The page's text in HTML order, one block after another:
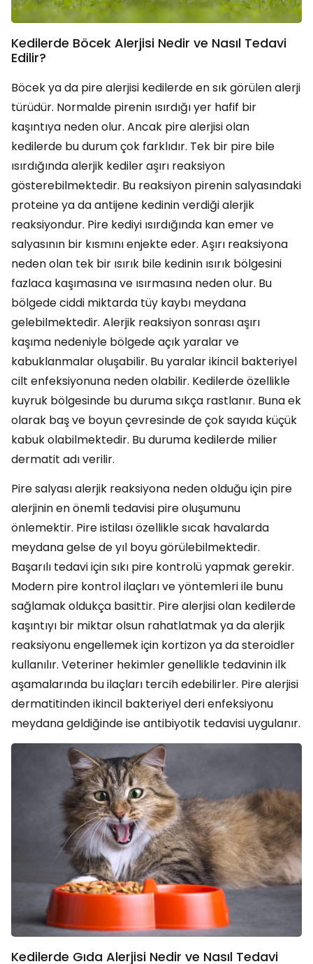
Kedilerde Böcek Alerjisi Nedir ve Nasıl Tedavi
Edilir?
Böcek ya da pire alerjisi kedilerde en sık görülen alerji
türüdür. Normalde pirenin ısırdığı yer hafif bir
kaşıntıya neden olur. Ancak pire alerjisi olan
kedilerde bu durum çok farklıdır. Tek bir pire bile
ısırdığında alerjik kediler aşırı reaksiyon
gösterebilmektedir. Bu reaksiyon pirenin salyasındaki
proteine ya da antijene kedinin verdiği alerjik
reaksiyondur. Pire kediyi ısırdığında kan emer ve
salyasının bir kısmını enjekte eder. Aşırı reaksiyona
neden olan tek bir ısırık bile kedinin ısırık bölgesini
fazlaca kaşımasına ve ısırmasına neden olur. Bu
bölgede ciddi miktarda tüy kaybı meydana
gelebilmektedir. Alerjik reaksiyon sonrası aşırı
kaşıma nedeniyle bölgede açık yaralar ve
kabuklanmalar oluşabilir. Bu yaralar ikincil bakteriyel
cilt enfeksiyonuna neden olabilir. Kedilerde özellikle
kuyruk bölgesinde bu duruma sıkça rastlanır. Buna ek
olarak baş ve boyun çevresinde de çok sayıda küçük
kabuk olabilmektedir. Bu duruma kedilerde milier
dermatit adı verilir.
Pire salyası alerjik reaksiyona neden olduğu için pire
alerjinin en önemli tedavisi pire oluşumunu
önlemektir. Pire istilası özellikle sıcak havalarda
meydana gelse de yıl boyu görülebilmektedir.
Başarılı tedavi için sıkı pire kontrolü yapmak gerekir.
Modern pire kontrol ilaçları ve yöntemleri ile bunu
sağlamak oldukça basittir. Pire alerjisi olan kedilerde
kaşıntıyı bir miktar olsun rahatlatmak ya da alerjik
reaksiyonu engellemek için kortizon ya da steroidler
kullanılır. Veteriner hekimler genellikle tedavinin ilk
aşamalarında bu ilaçları tercih edebilirler. Pire alerjisi
dermatitinden ikincil bakteriyel deri enfeksiyonu
meydana geldiğinde ise antibiyotik tedavisi uygulanır.
Kedilerde Gıda Alerjisi Nedir ve Nasıl Tedavi